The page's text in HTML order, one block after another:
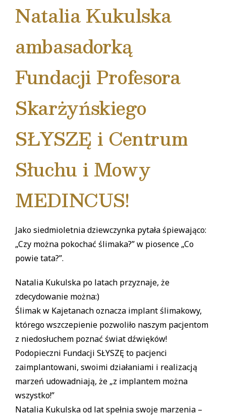
Natalia Kukulska
ambasadorką
Fundacji Profesora
Skarżyńskiego
SŁYSZĘ i Centrum
Słuchu i Mowy
MEDINCUS!
Jako siedmioletnia dziewczynka pytała śpiewająco:
„Czy można pokochać ślimaka?” w piosence „Co
powie tata?”.
Natalia Kukulska po latach przyznaje, że
zdecydowanie można:)
Ślimak w Kajetanach oznacza implant ślimakowy,
którego wszczepienie pozwoliło naszym pacjentom
z niedosłuchem poznać świat dźwięków!
Podopieczni Fundacji SŁYSZĘ to pacjenci
zaimplantowani, swoimi działaniami i realizacją
marzeń udowadniają, że „z implantem można
wszystko!”
Natalia Kukulska od lat spełnia swoje marzenia –